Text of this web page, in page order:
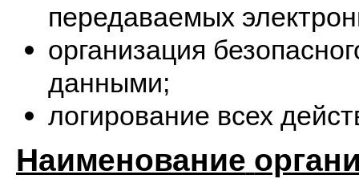
передаваемых
организация
данными;
логирование всех
Наименование